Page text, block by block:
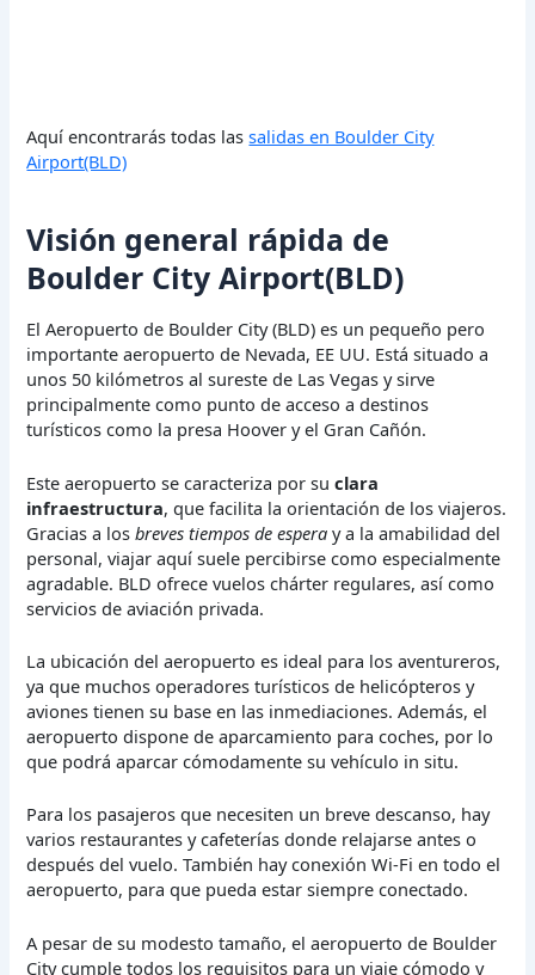
Aquí encontrarás todas lassalidas en Boulder City
Airport(BLD)
Visión general rápida de
Boulder City Airport(BLD)
El Aeropuerto de Boulder City (BLD) es un pequeño pero
importante aeropuerto de Nevada, EE UU. Está situado a
unos 50 kilómetros al sureste de Las Vegas y sirve
principalmente como punto de acceso a destinos
turísticos como la presa Hoover y el Gran Cañón.
Este aeropuerto se caracteriza por suclara
infraestructura, que facilita la orientación de los viajeros.
Gracias a losbreves tiempos de espera y a la amabilidad del
personal, viajar aquí suele percibirse como especialmente
agradable. BLD ofrece vuelos chárter regulares, así como
servicios de aviación privada.
La ubicación del aeropuerto es ideal para los aventureros,
ya que muchos operadores turísticos de helicópteros y
aviones tienen su base en las inmediaciones. Además, el
aeropuerto dispone de aparcamiento para coches, por lo
que podrá aparcar cómodamente su vehículo in situ.
Para los pasajeros que necesiten un breve descanso, hay
varios restaurantes y cafeterías donde relajarse antes o
después del vuelo. También hay conexión Wi-Fi en todo el
aeropuerto, para que pueda estar siempre conectado.
A pesar de su modesto tamaño, el aeropuerto de Boulder
City cumple todos los requisitos para un viaje cómodo y